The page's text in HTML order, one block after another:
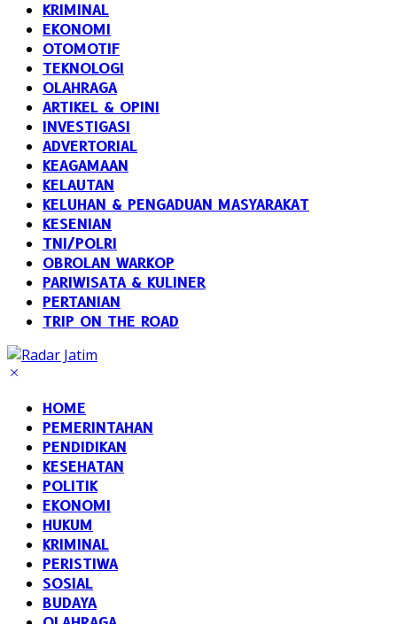
KRIMINAL
EKONOMI
OTOMOTIF
TEKNOLOGI
OLAHRAGA
ARTIKEL & OPINI
INVESTIGASI
ADVERTORIAL
KEAGAMAAN
KELAUTAN
KELUHAN & PENGADUAN MASYARAKAT
KESENIAN
TNI/POLRI
OBROLAN WARKOP
PARIWISATA & KULINER
PERTANIAN
TRIP ON THE ROAD
HOME
PEMERINTAHAN
PENDIDIKAN
KESEHATAN
POLITIK
EKONOMI
HUKUM
KRIMINAL
PERISTIWA
SOSIAL
BUDAYA